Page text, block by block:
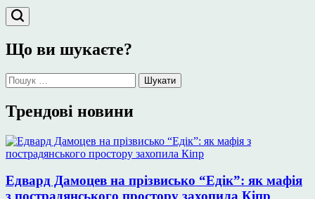
Що ви шукаєте?
Пошук:
Трендові новини
Едвард Дамоцев на прізвисько “Едік”: як мафія
з пострадянського простору захопила Кіпр